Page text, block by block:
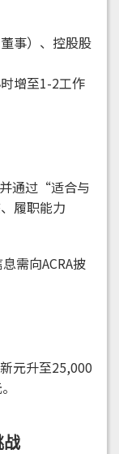
事）、控股股
增至1-2工作
通过“适合与
履职能力
需向ACRA披
元升至25,000
战